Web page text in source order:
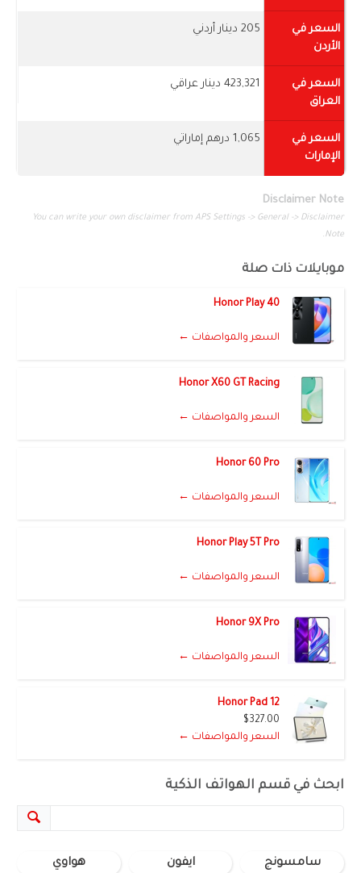
السعر في
الأردن
205 دينار أردني
السعر في
العراق
423,321 دينار عراقي
السعر في
الإمارات
1,065 درهم إماراتي
Disclaimer Note
You can write your own disclaimer from APS Settings -> General -> Disclaimer
Note.
موبايلات ذات صلة
Honor Play 40
السعر والمواصفات ←
Honor X60 GT Racing
السعر والمواصفات ←
Honor 60 Pro
السعر والمواصفات ←
Honor Play 5T Pro
السعر والمواصفات ←
Honor 9X Pro
السعر والمواصفات ←
Honor Pad 12
$327.00
السعر والمواصفات ←
ابحث في قسم الهواتف الذكية
سامسونج ايفون هواوي